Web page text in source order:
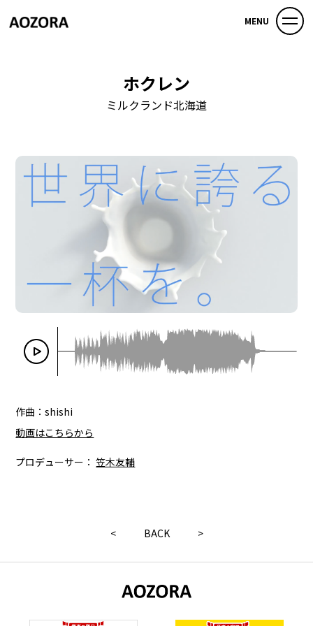
MENU
ホクレン
ミルクランド北海道
作曲：shishi
動画はこちらから
プロデューサー：笠木友輔
< BACK >